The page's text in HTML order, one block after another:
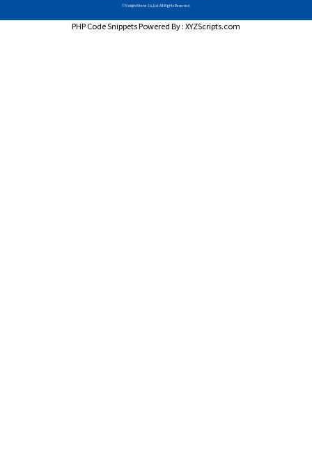
© Nakijin Kitene Co.,Ltd. All Rights Reserved.
PHP Code SnippetsPowered By :XYZScripts.com